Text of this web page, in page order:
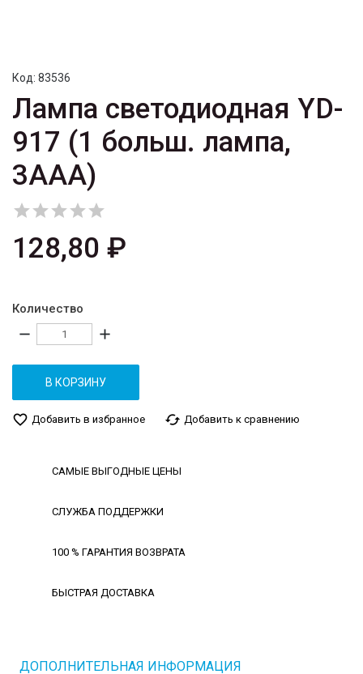
Код: 83536
Лампа светодиодная YD-
917 (1 больш. лампа,
3AAA)

128,80 ₽
Количество
remove add
В КОРЗИНУ
favorite_border Добавить в избранное cached Добавить к сравнению
САМЫЕ ВЫГОДНЫЕ ЦЕНЫ
СЛУЖБА ПОДДЕРЖКИ
100 % ГАРАНТИЯ ВОЗВРАТА
БЫСТРАЯ ДОСТАВКА
ДОПОЛНИТЕЛЬНАЯ ИНФОРМАЦИЯ